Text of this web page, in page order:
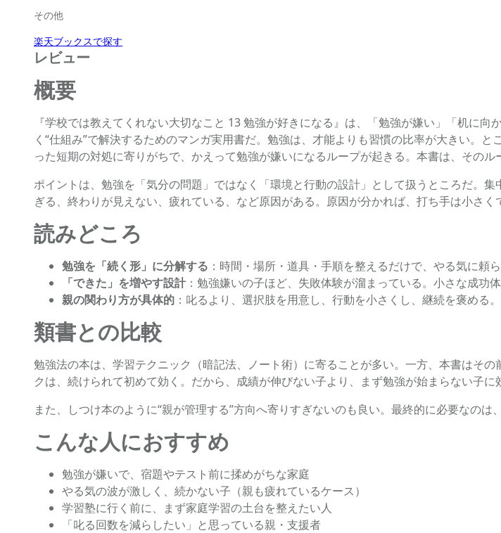
その他
楽天ブックスで探す
レビュー
概要
『学校では教えてくれない大切なこと 13 勉強が好きになる』は、「勉強が嫌い」「机に
く“仕組み”で解決するためのマンガ実用書だ。勉強は、才能よりも習慣の比率が大きい。
った短期の対処に寄りがちで、かえって勉強が嫌いになるループが起きる。本書は、その
ポイントは、勉強を「気分の問題」ではなく「環境と行動の設計」として扱うところだ。
ぎる、終わりが見えない、疲れている、など原因がある。原因が分かれば、打ち手は小さ
読みどころ
勉強を「続く形」に分解する ：時間・場所・道具・手順を整えるだけで、やる気に頼
「できた」を増やす設計：勉強嫌いの子ほど、失敗体験が溜まっている。小さな成功
親の関わり方が具体的 ：叱るより、選択肢を用意し、行動を小さくし、継続を褒める
類書との比較
勉強法の本は、学習テクニック（暗記法、ノート術）に寄ることが多い。一方、本書はそ
クは、続けられて初めて効く。だから、成績が伸びない子より、まず勉強が始まらない子に
また、しつけ本のように“親が管理する”方向へ寄りすぎないのも良い。最終的に必要なの
こんな人におすすめ
勉強が嫌いで、宿題やテスト前に揉めがちな家庭
やる気の波が激しく、続かない子（親も疲れているケース）
学習塾に行く前に、まず家庭学習の土台を整えたい人
「叱る回数を減らしたい」と思っている親・支援者